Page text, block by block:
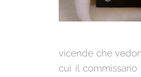
vicende che
cui il commissario